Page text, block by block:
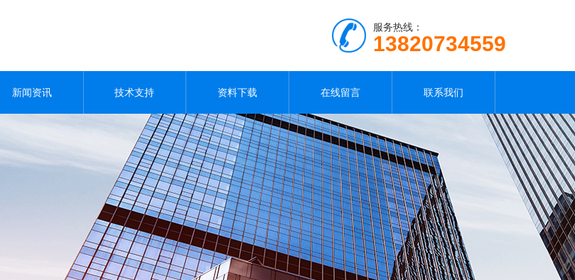
服务热线：
13820734559
新闻资讯 技术支持 资料下载 在线留言 联系我们